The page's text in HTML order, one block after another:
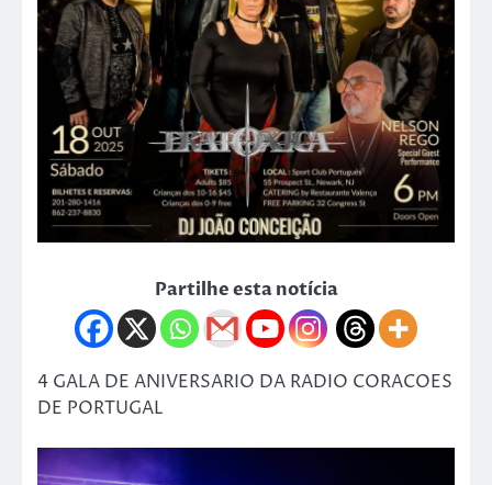
Partilhe esta notícia
4 GALA DE ANIVERSARIO DA RADIO CORACOES
DE PORTUGAL